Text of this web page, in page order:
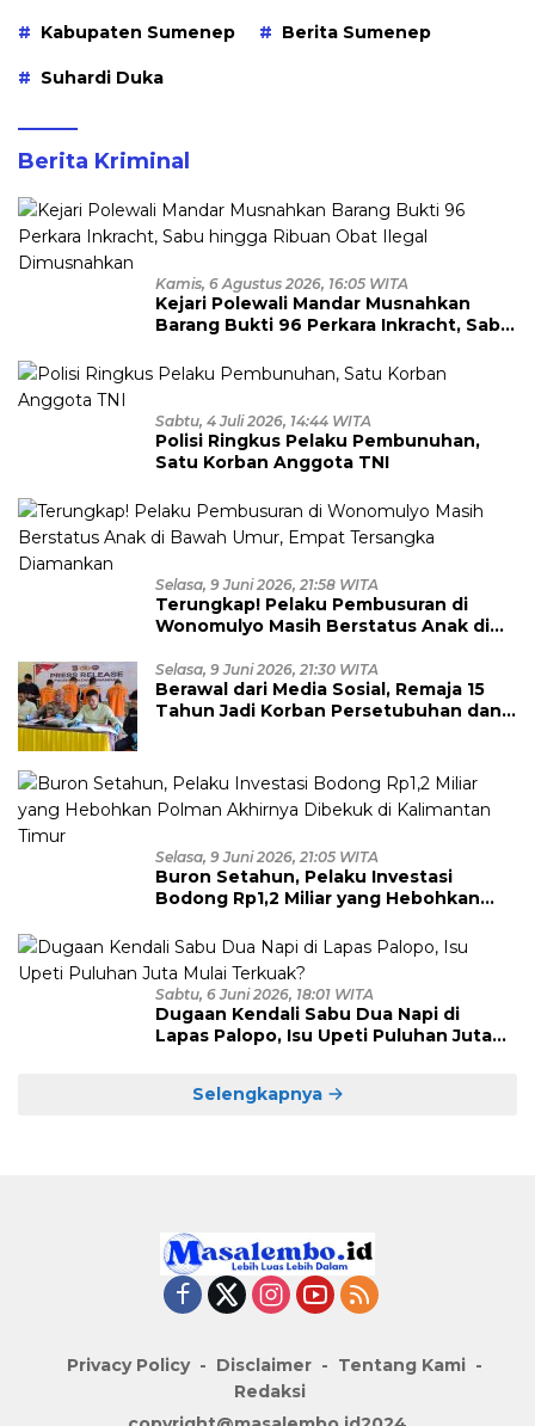
Kabupaten Sumenep Berita Sumenep
Suhardi Duka
Berita Kriminal
Kamis, 6 Agustus 2026, 16:05 WITA
Kejari Polewali Mandar Musnahkan
Barang Bukti 96 Perkara Inkracht, Sabu
Dimusnahkan
Sabtu, 4 Juli 2026, 14:44 WITA
Polisi Ringkus Pelaku Pembunuhan,
Satu Korban Anggota TNI
Selasa, 9 Juni 2026, 21:58 WITA
Terungkap! Pelaku Pembusuran di
Wonomulyo Masih Berstatus Anak di
Diamankan
Selasa, 9 Juni 2026, 21:30 WITA
Berawal dari Media Sosial, Remaja 15
Tahun Jadi Korban Persetubuhan dan
Selasa, 9 Juni 2026, 21:05 WITA
Buron Setahun, Pelaku Investasi
Bodong Rp1,2 Miliar yang Hebohkan
Kalimantan Timur
Sabtu, 6 Juni 2026, 18:01 WITA
Dugaan Kendali Sabu Dua Napi di
Lapas Palopo, Isu Upeti Puluhan Juta
Selengkapnya
Privacy Policy Disclaimer
Tentang Kami
Redaksi